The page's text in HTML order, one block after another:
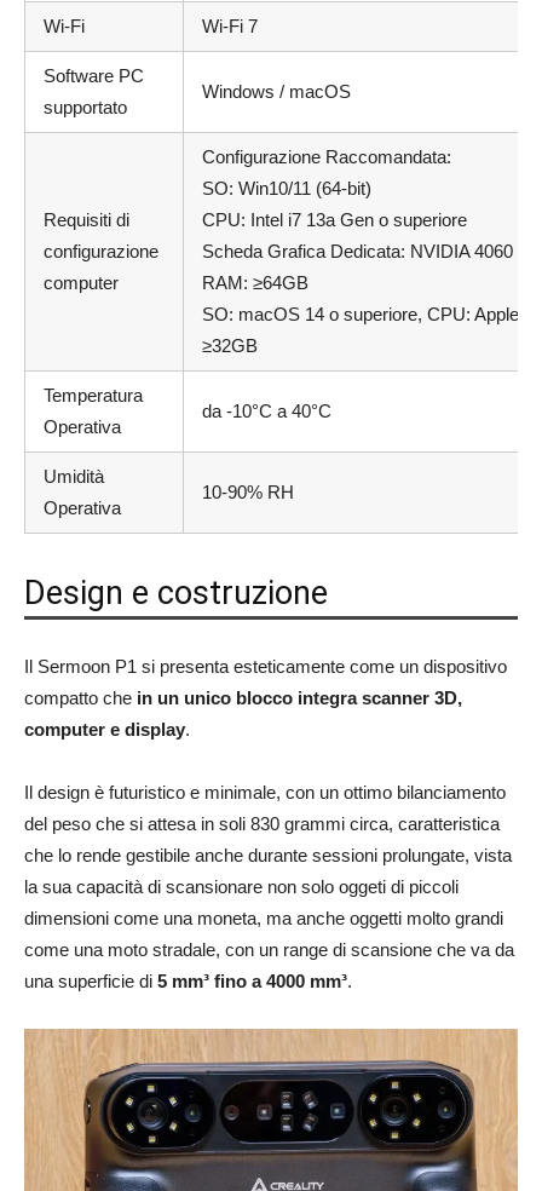
Wi-Fi Wi-Fi 7
Software PC
supportato
Windows / macOS
Requisiti di
configurazione
computer
Configurazione Raccomandata:
SO: Win10/11 (64-bit)
CPU: Intel i7 13a Gen o superiore
Scheda Grafica Dedicata: NVIDIA 4060 o
RAM: ≥64GB
SO: macOS 14 o superiore, CPU: Apple
≥32GB
Temperatura
Operativa
da -10°C a 40°C
Umidità
Operativa
10-90% RH
Design e costruzione
Il Sermoon P1 si presenta esteticamente come un dispositivo
compatto che in un unico blocco integra scanner 3D,
computer e display.
Il design è futuristico e minimale, con un ottimo bilanciamento
del peso che si attesa in soli 830 grammi circa, caratteristica
che lo rende gestibile anche durante sessioni prolungate, vista
la sua capacità di scansionare non solo oggeti di piccoli
dimensioni come una moneta, ma anche oggetti molto grandi
come una moto stradale, con un range di scansione che va da
una superficie di 5 mm³ fino a 4000 mm³.